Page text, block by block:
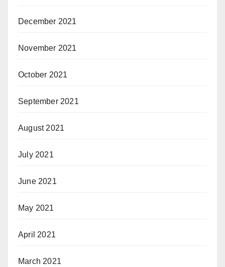
December 2021
November 2021
October 2021
September 2021
August 2021
July 2021
June 2021
May 2021
April 2021
March 2021